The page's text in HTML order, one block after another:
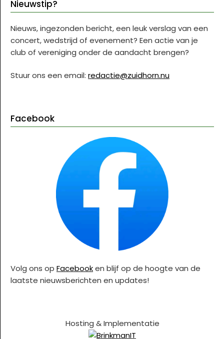
Nieuwstip?
Nieuws, ingezonden bericht, een leuk verslag van een
concert, wedstrijd of evenement? Een actie van je
club of vereniging onder de aandacht brengen?
Stuur ons een email: redactie@zuidhorn.nu
Facebook
Volg ons op Facebooken blijf op de hoogte van de
laatste nieuwsberichten en updates!
Hosting & Implementatie